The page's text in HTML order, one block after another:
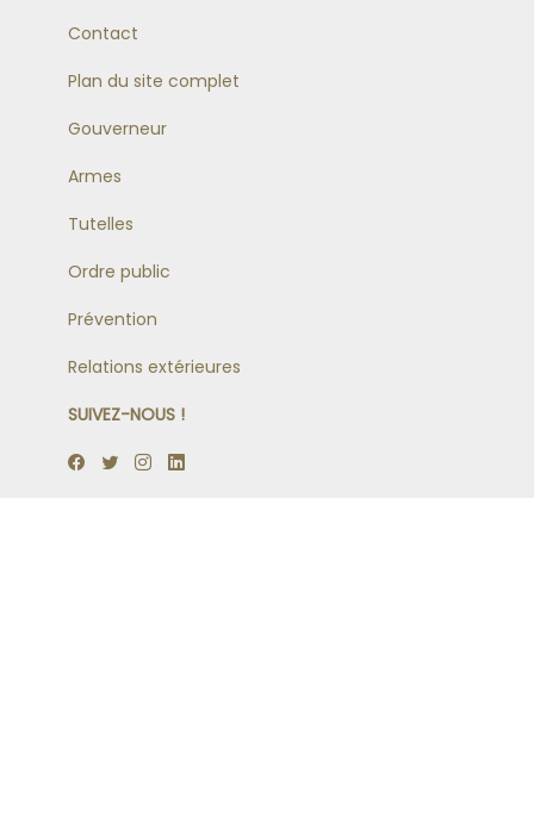
Contact
Plan du site complet
Gouverneur
Armes
Tutelles
Ordre public
Prévention
Relations extérieures
SUIVEZ-NOUS !